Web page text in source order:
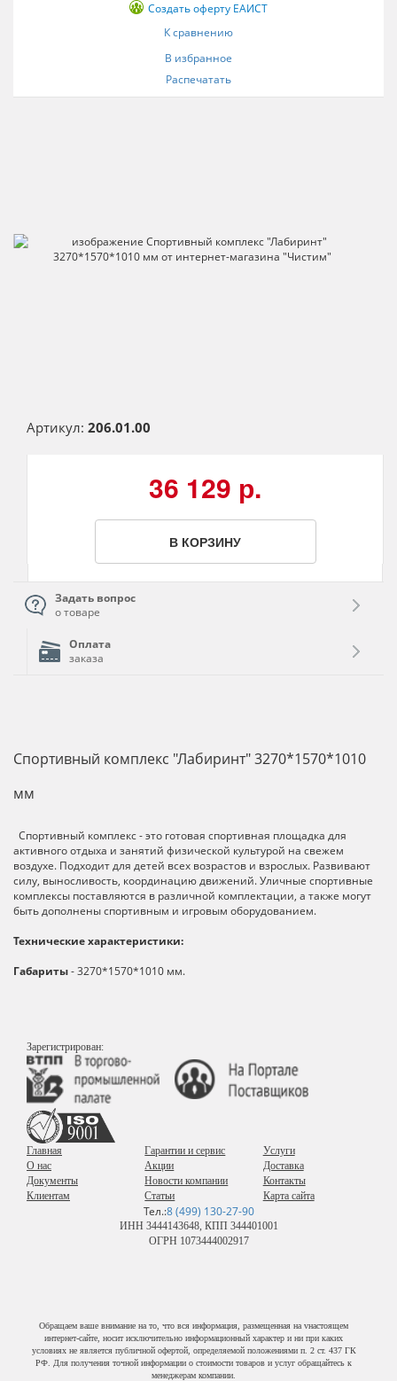
Создать оферту ЕАИСТ
К сравнению
В избранное
Распечатать
Артикул: 206.01.00
36 129 р.
В КОРЗИНУ
Задать вопрос
о товаре
Оплата
заказа
Спортивный комплекс "Лабиринт" 3270*1570*1010
мм
Спортивный комплекс - это готовая спортивная площадка для
активного отдыха и занятий физической культурой на свежем
воздухе. Подходит для детей всех возрастов и взрослых. Развивают
силу, выносливость, координацию движений. Уличные спортивные
комплексы поставляются в различной комплектации, а также могут
быть дополнены спортивным и игровым оборудованием.
Технические характеристики:
Габариты- 3270*1570*1010 мм.
Зарегистрирован:
Главная
О нас
Документы
Клиентам
Гарантии и сервис
Акции
Новости компании
Статьи
Услуги
Доставка
Контакты
Карта сайта
Тел.:8 (499) 130-27-90
ИНН 3444143648, КПП 344401001
ОГРН 1073444002917
Обращаем ваше внимание на то, что вся информация, размещенная на vнастоящем
интернет-сайте, носит исключительно информационный характер и ни при каких
условиях не является публичной офертой, определяемой положениями п. 2 ст. 437 ГК
РФ. Для получения точной информации о стоимости товаров и услуг обращайтесь к
менеджерам компании.